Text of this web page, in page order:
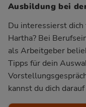
Ausbildung bei
Du interessierst
Hartha? Bei
als Arbeitgeber
Tipps für dein
kannst du dich